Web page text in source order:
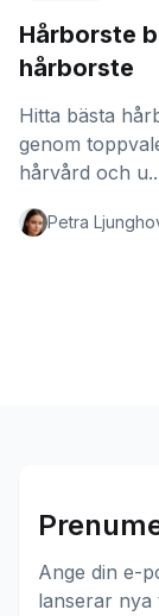
Hårborste
hårborste
Hitta bästa
genom
hårvård och
Petra
Ange din e-
lanserar